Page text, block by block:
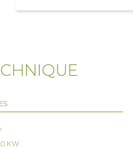
Les participants
un large choix de
Les participants
KW